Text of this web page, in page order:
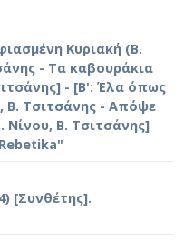
Κυριακή (Β.
- Τα καβουράκια
- [B': Έλα όπως
Β. Τσιτσάνης - Απόψε
Νίνου, Β. Τσιτσάνης]
[Συνθέτης].